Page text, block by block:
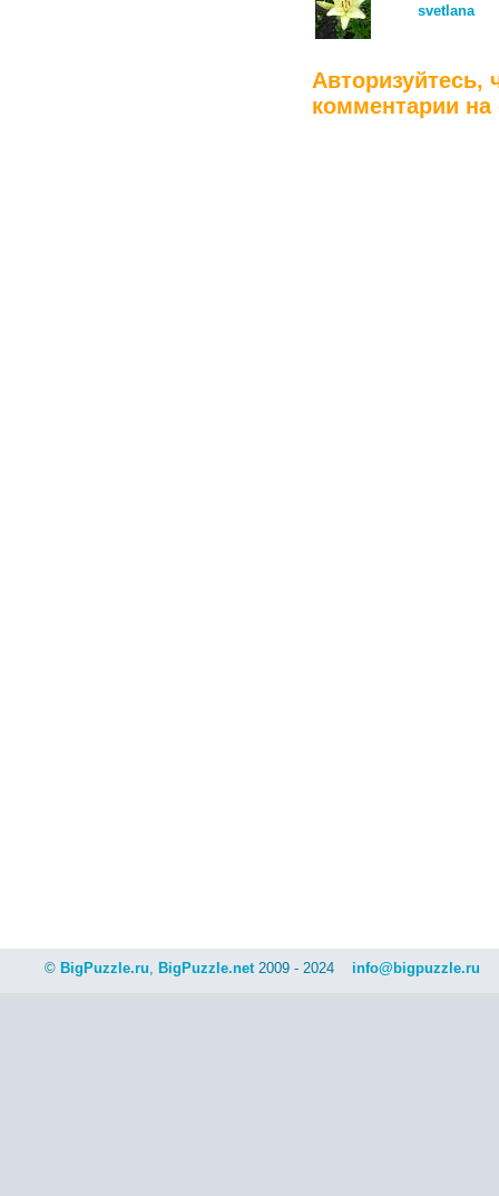
svetlana
Авторизуйтесь,
комментарии на
© BigPuzzle.ru, BigPuzzle.net2009 - 2024 info@bigpuzzle.ru